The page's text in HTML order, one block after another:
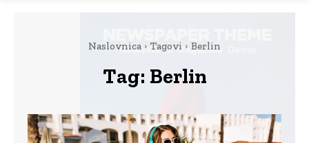
Naslovnica Tagovi Berlin
Tag: Berlin